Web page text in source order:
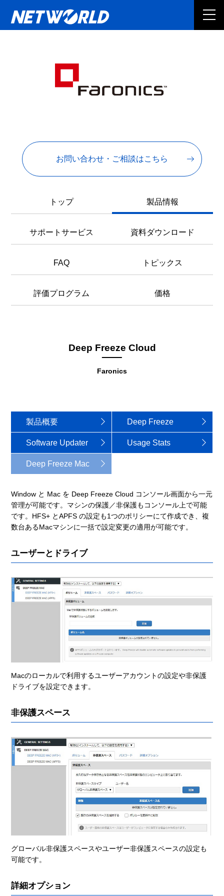
お問い合わせ・ご相談はこちら
トップ 製品情報
サポートサービス 資料ダウンロード
FAQ トピックス
評価プログラム 価格
Faronics
Deep Freeze Cloud
製品概要 Deep Freeze
Software Updater Usage Stats
Deep Freeze Mac
Window と Mac を Deep Freeze Cloud コンソール画面から一元
管理が可能です。マシンの保護／非保護もコンソール上で可能
です。HFS+ とAPFS の設定も1つのポリシーにて作成でき、複
数台あるMacマシンに一括で設定変更の適用が可能です。
ユーザーとドライブ
Macのローカルで利用するユーザーアカウントの設定や非保護
ドライブを設定できます。
非保護スペース
グローバル非保護スペースやユーザー非保護スペースの設定も
可能です。
詳細オプション